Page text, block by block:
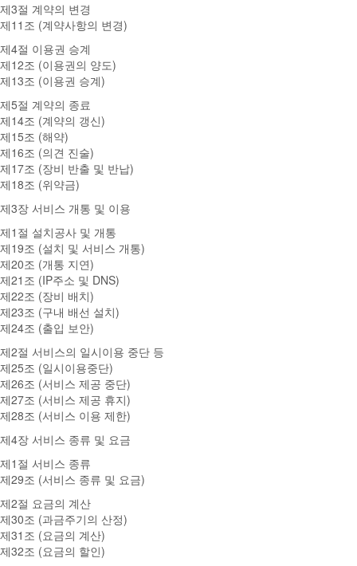
제3절 계약의 변경
제11조 (계약사항의 변경)
제4절 이용권 승계
제12조 (이용권의 양도)
제13조 (이용권 승계)
제5절 계약의 종료
제14조 (계약의 갱신)
제15조 (해약)
제16조 (의견 진술)
제17조 (장비 반출 및 반납)
제18조 (위약금)
제3장 서비스 개통 및 이용
제1절 설치공사 및 개통
제19조 (설치 및 서비스 개통)
제20조 (개통 지연)
제21조 (IP주소 및 DNS)
제22조 (장비 배치)
제23조 (구내 배선 설치)
제24조 (출입 보안)
제2절 서비스의 일시이용 중단 등
제25조 (일시이용중단)
제26조 (서비스 제공 중단)
제27조 (서비스 제공 휴지)
제28조 (서비스 이용 제한)
제4장 서비스 종류 및 요금
제1절 서비스 종류
제29조 (서비스 종류 및 요금)
제2절 요금의 계산
제30조 (과금주기의 산정)
제31조 (요금의 계산)
제32조 (요금의 할인)